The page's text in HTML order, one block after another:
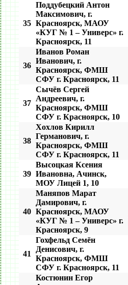
35
Поддубецкий Антон
Максимович, г.
Красноярск, МАОУ
«КУГ № 1 – Универс» г.
Красноярск, 11
36
Иванов Роман
Иванович, г.
Красноярск, ФМШ
СФУ г. Красноярск, 11
37
Сычёв Сергей
Андреевич, г.
Красноярск, ФМШ
СФУ г. Красноярск, 10
38
Хохлов Кирилл
Германович, г.
Красноярск, ФМШ
СФУ г. Красноярск, 11
39
Высоцкая Ксения
Ивановна, Ачинск,
МОУ Лицей 1, 10
40
Маняпов Марат
Дамирович, г.
Красноярск, МАОУ
«КУГ № 1 – Универс» г.
Красноярск, 9
41
Гохфельд Семён
Денисович, г.
Красноярск, ФМШ
СФУ г. Красноярск, 11
Костюнин Егор